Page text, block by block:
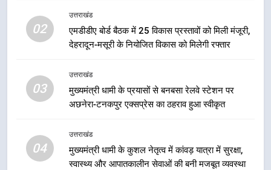
02
उत्तराखंड
एमडीडीए बोर्ड बैठक में 25 विकास प्रस्तावों को मिली मंजूरी,
देहरादून-मसूरी के नियोजित विकास को मिलेगी रफ्तार
03
उत्तराखंड
मुख्यमंत्री धामी के प्रयासों से बनबसा रेलवे स्टेशन पर
अछनेरा-टनकपुर एक्सप्रेस का ठहराव हुआ स्वीकृत
04
उत्तराखंड
मुख्यमंत्री धामी के कुशल नेतृत्व में कांवड़ यात्रा में सुरक्षा,
स्वास्थ्य और आपातकालीन सेवाओं की बनी मजबूत व्यवस्था
हुआ मंथन
उत्तराखंड
एमडीडीए बोर्ड बैठक में 25 विकास प्रस्तावों
को मिली मंजूरी, देहरादून-मसूरी के